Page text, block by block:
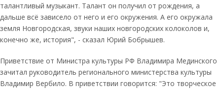
талантливый музыкант. Талант он получил от рождения, а
дальше всё зависело от него и его окружения. А его окружала
земля Новгородская, звуки наших новгородских колоколов и,
конечно же, история", - сказал Юрий Бобрышев.
Приветствие от Министра культуры РФ Владимира Мединского
зачитал руководитель регионального министерства культуры
Владимир Вербило. В приветствии говорится: "Это творческое